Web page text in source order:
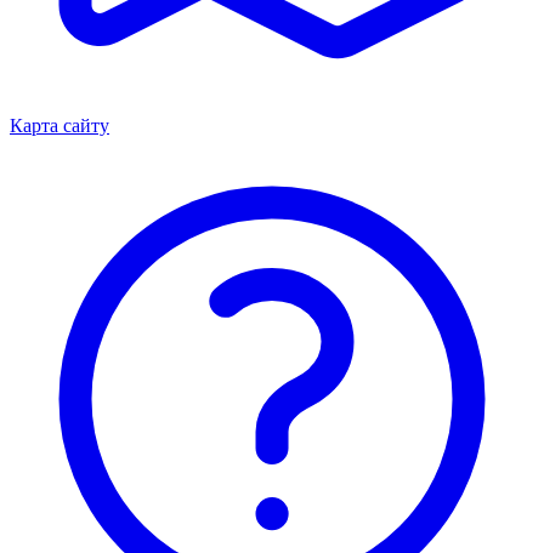
Карта сайту